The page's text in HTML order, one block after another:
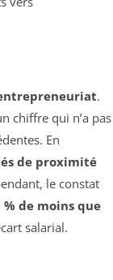
.
chiffre qui n’a pas
En
de proximité
le constat
% de moins que
salarial.